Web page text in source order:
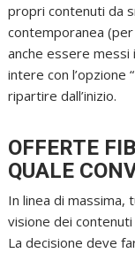
propri contenuti da
contemporanea
anche essere
intere con l’opzione
ripartire dall’inizio.
OFFERTE
QUALE
In linea di massima,
visione dei
La decisione deve